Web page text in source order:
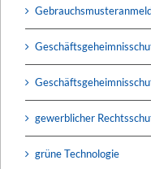
gewerblicher
grüne Technologie